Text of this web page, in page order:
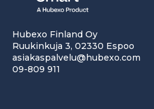
Hubexo Finland Oy
Ruukinkuja 3, 02330 Espoo
asiakaspalvelu@hubexo.com
09-809 911